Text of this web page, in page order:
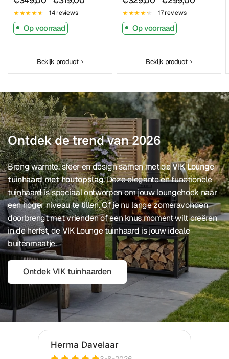
14 reviews
Op voorraad
Bekijk product
17 reviews
Op voorraad
Bekijk product
Ontdek de trend van 2026
Breng warmte, sfeer en design samen met deVIK Lounge
tuinhaard met houtopslag. Deze elegante en functionele
tuinhaard is speciaal ontworpen om jouw loungehoek naar
een hoger niveau te tillen. Of je nu lange zomeravonden
doorbrengt met vrienden of een knus moment wilt creëren
in de herfst, de VIK Lounge tuinhaard is jouw ideale
buitenmaatje.
Ontdek VIK tuinhaarden